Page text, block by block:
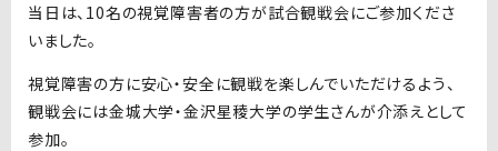
当日は、10名の視覚障害者の方が試合観戦会にご参加くださ
いました。
視覚障害の方に安心・安全に観戦を楽しんでいただけるよう、
観戦会には金城大学・金沢星稜大学の学生さんが介添えとして
参加。